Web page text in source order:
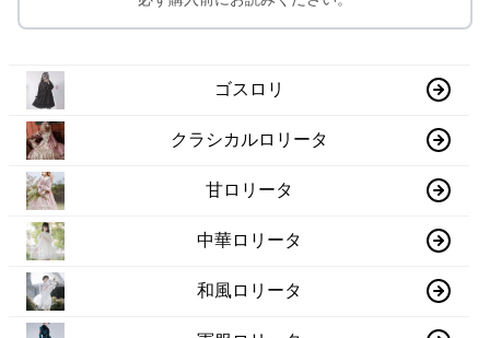
ゴスロリ
クラシカルロリータ
甘ロリータ
中華ロリータ
和風ロリータ